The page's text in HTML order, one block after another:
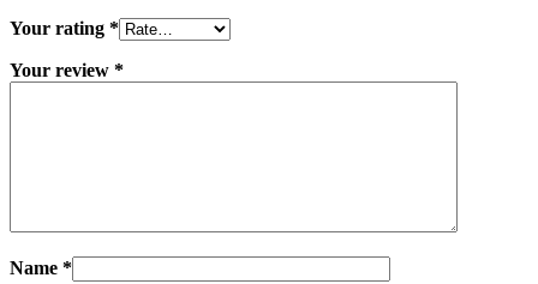
Your rating *
Your review *
Name *